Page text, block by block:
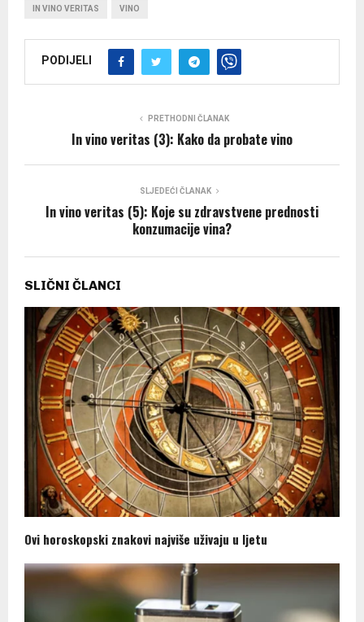
IN VINO VERITAS VINO
PODIJELI
PRETHODNI ČLANAK
In vino veritas (3): Kako da probate vino
SLJEDEĆI ČLANAK
In vino veritas (5): Koje su zdravstvene prednosti
konzumacije vina?
SLIČNI ČLANCI
Ovi horoskopski znakovi najviše uživaju u ljetu